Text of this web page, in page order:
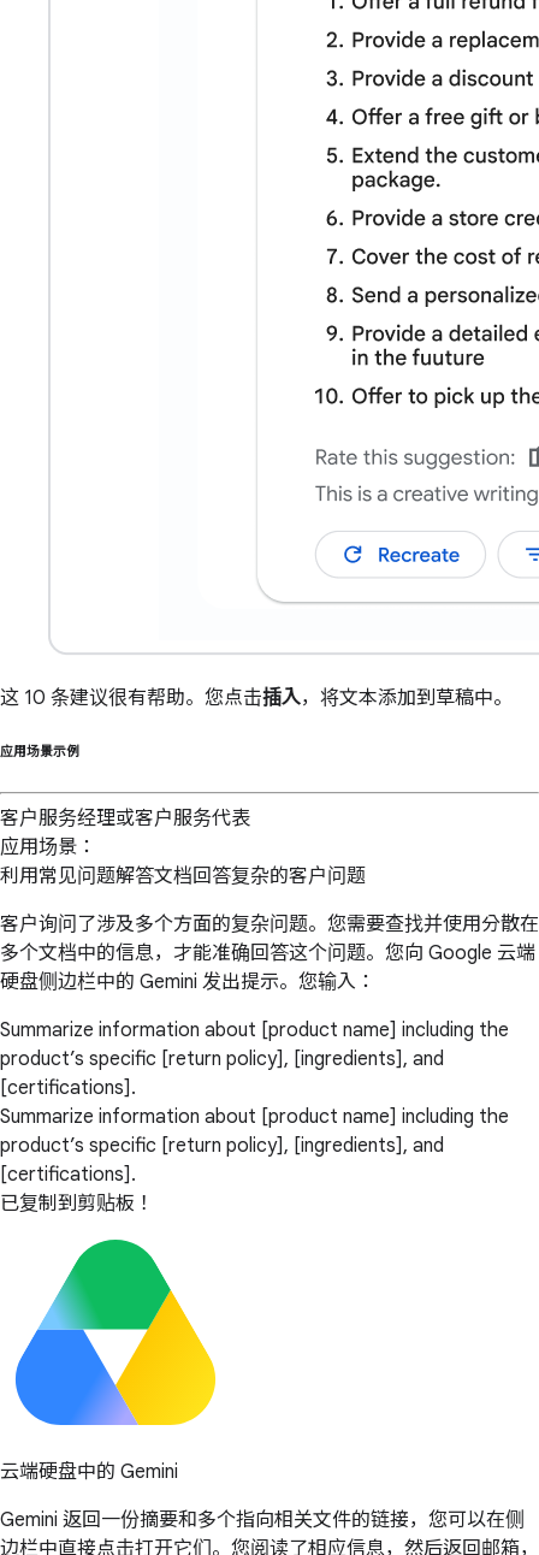
这 10 条建议很有帮助。您点击插入，将文本添加到草稿中。
应用场景示例
客户服务经理或客户服务代表
应用场景：
利用常见问题解答文档回答复杂的客户问题
客户询问了涉及多个方面的复杂问题。您需要查找并使用分散在
多个文档中的信息，才能准确回答这个问题。您向 Google 云端
硬盘侧边栏中的 Gemini 发出提示。您输入：
Summarize information about [product name] including the
product’s specific [return policy], [ingredients], and
[certifications].
Summarize information about [product name] including the
product’s specific [return policy], [ingredients], and
[certifications].
已复制到剪贴板！
云端硬盘中的 Gemini
Gemini 返回一份摘要和多个指向相关文件的链接，您可以在侧
边栏中直接点击打开它们。您阅读了相应信息，然后返回邮箱，